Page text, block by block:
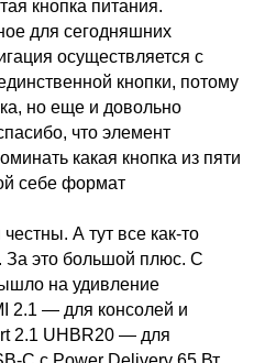
кнопка питания.
для сегодняшних
осуществляется с
кнопки, потому
но еще и довольно
что элемент
какая кнопка из пяти
себе формат
А тут все как-то
За это большой плюс. С
на удивление
2.1 — для консолей и
2.1 UHBR20 — для